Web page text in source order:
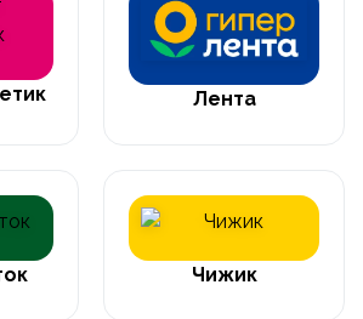
Лента
Чижик